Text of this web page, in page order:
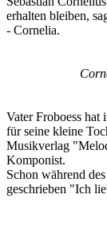
erhalten bleiben,
- Cornelia.
Vater Froboess hat
für seine kleine
Musikverlag
Komponist.
Schon während
geschrieben "Ich